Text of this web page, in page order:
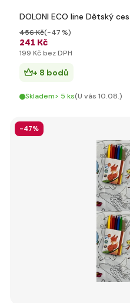
DOLONI ECO line Dětský
241 Kč
456 Kč(-47 %)
199 Kč bez DPH
+ 8 bodů
Skladem> 5 ks(U vás 10.08.)
-47%